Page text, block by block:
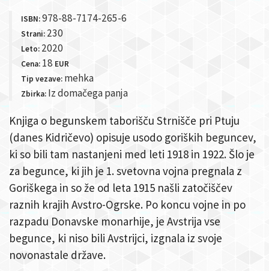
ISBN:978-88-7174-265-6
Strani: 230
Leto: 2020
Cena: 18 EUR
Tip vezave: mehka
Zbirka: Iz domačega panja
Knjiga o begunskem taborišču Strnišče pri Ptuju
(danes Kidričevo) opisuje usodo goriških beguncev,
ki so bili tam nastanjeni med leti 1918 in 1922. Šlo je
za begunce, ki jih je 1. svetovna vojna pregnala z
Goriškega in so že od leta 1915 našli zatočiščev
raznih krajih Avstro-Ogrske. Po koncu vojne in po
razpadu Donavske monarhije, je Avstrija vse
begunce, ki niso bili Avstrijci, izgnala iz svoje
novonastale države.